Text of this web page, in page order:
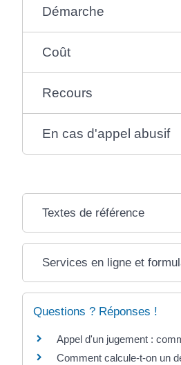
Démarche
Coût
Recours
En cas d'appel abusif
Textes de référence
Services en ligne et
Questions ? Réponses !
Appel d'un jugement :
Comment calcule-t-on un